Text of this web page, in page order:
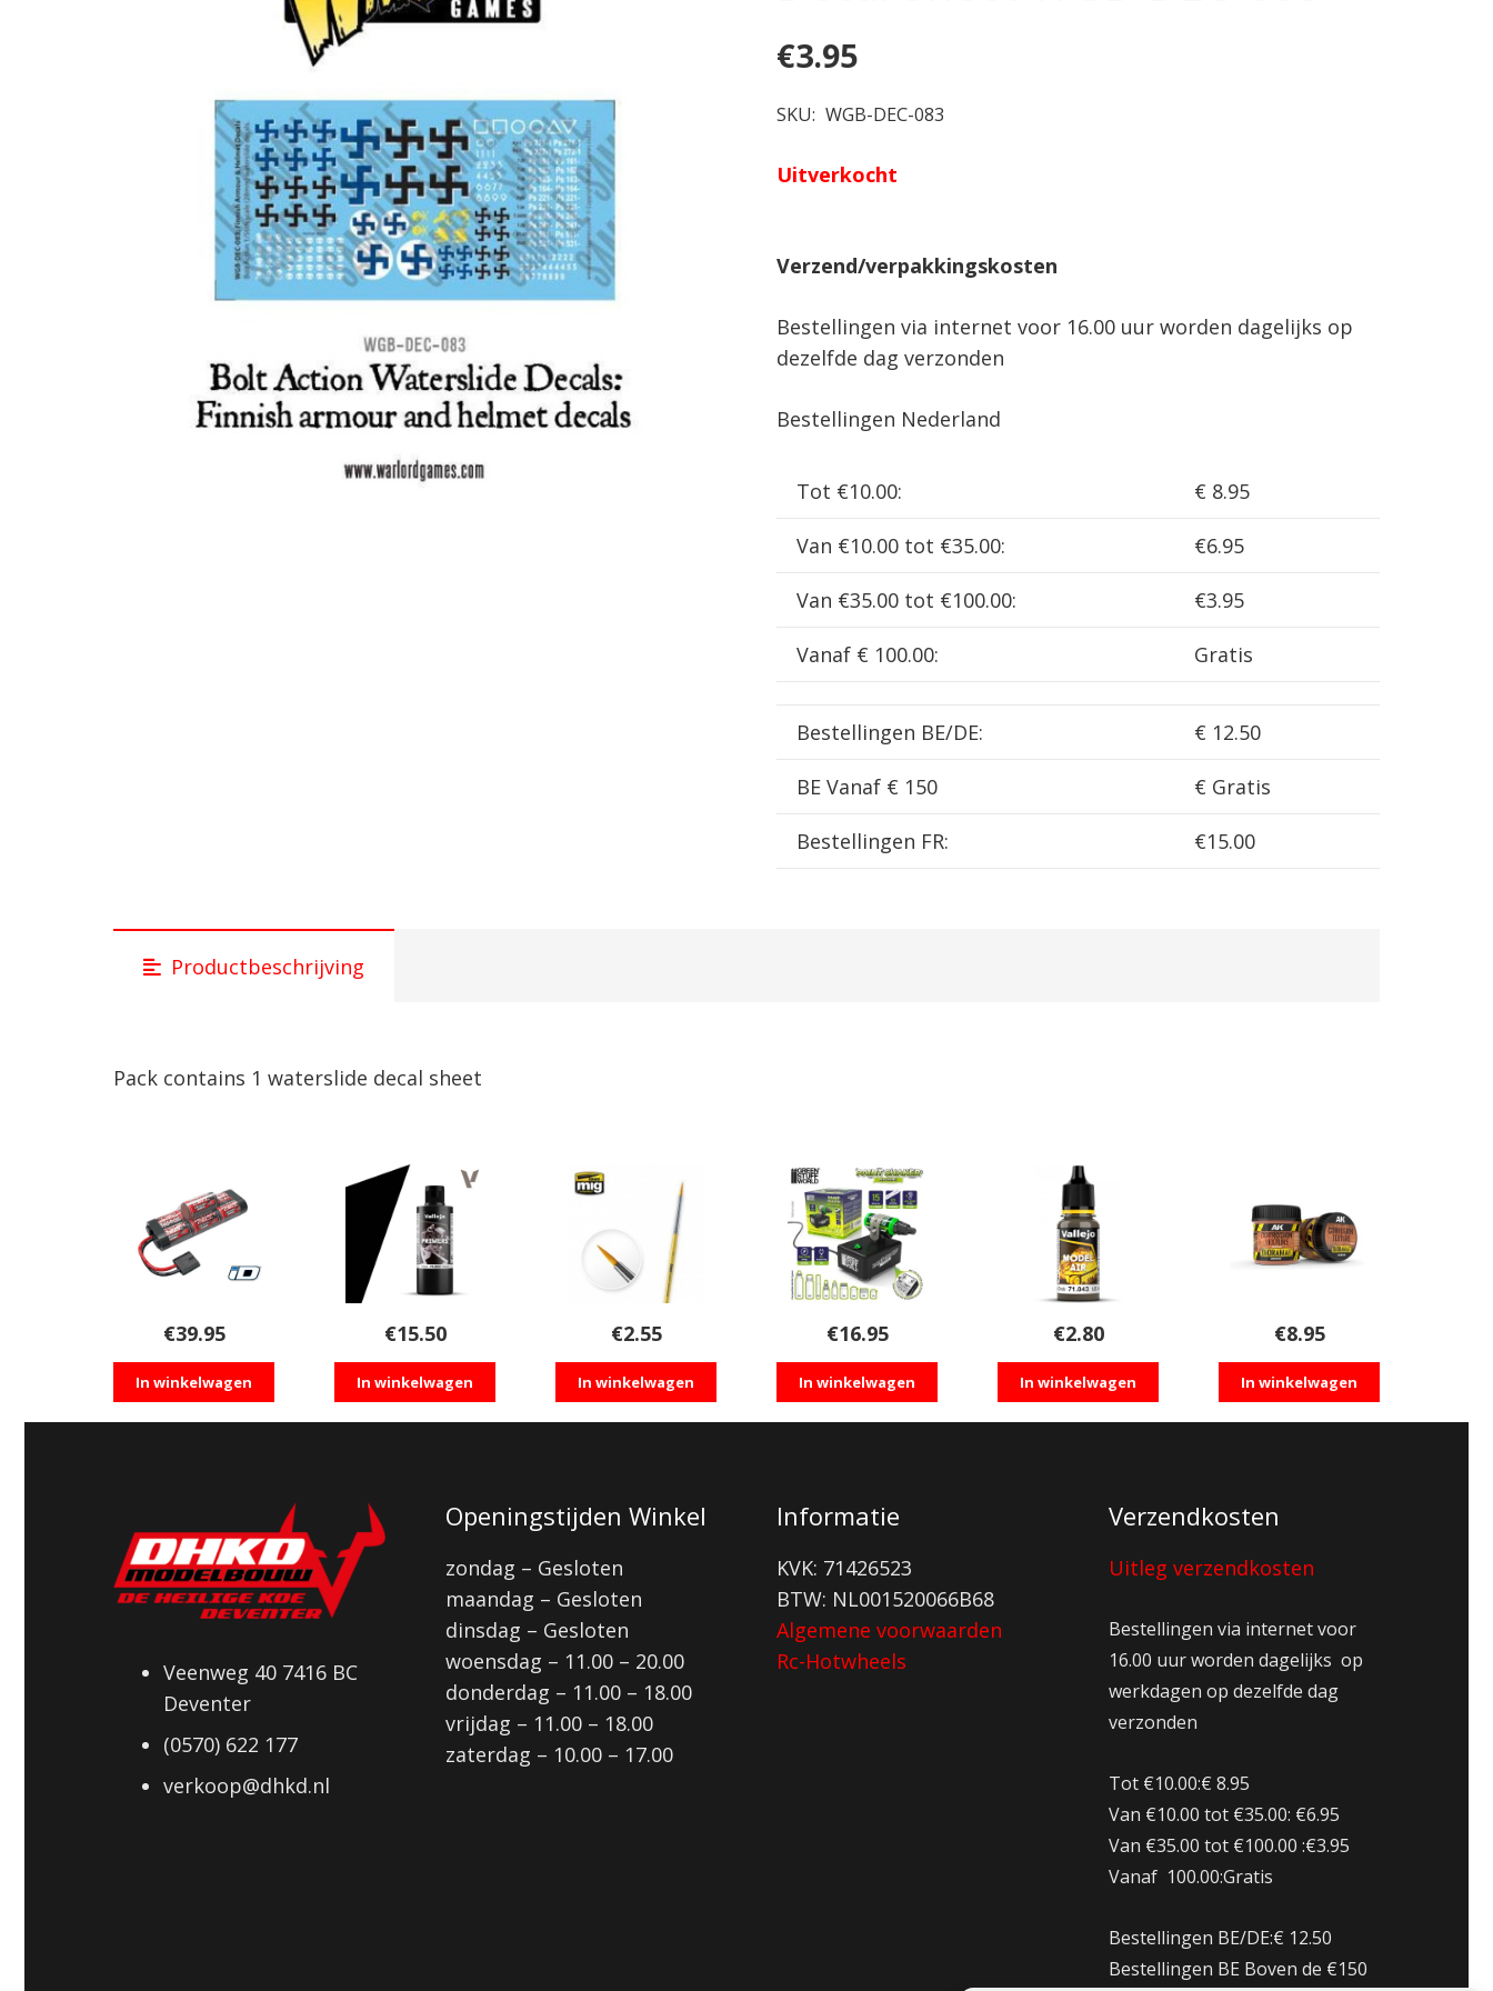
€3.95
SKU: WGB-DEC-083
Uitverkocht
Verzend/verpakkingskosten
Bestellingen via internet voor 16.00 uur worden dagelijks op
dezelfde dag verzonden
Bestellingen Nederland
Tot €10.00: € 8.95
Van €10.00 tot €35.00: €6.95
Van €35.00 tot €100.00: €3.95
Vanaf € 100.00: Gratis
Bestellingen BE/DE: € 12.50
BE Vanaf € 150 € Gratis
Bestellingen FR: €15.00
Productbeschrijving
Pack contains 1 waterslide decal sheet
€39.95
In winkelwagen
€15.50
In winkelwagen
€2.55
In winkelwagen
€16.95
In winkelwagen
€2.80
In winkelwagen
€8.95
In winkelwagen
Veenweg 40 7416 BC
Deventer
(0570) 622 177
verkoop@dhkd.nl
Openingstijden Winkel
zondag – Gesloten
maandag – Gesloten
dinsdag – Gesloten
woensdag – 11.00 – 20.00
donderdag – 11.00 – 18.00
vrijdag – 11.00 – 18.00
zaterdag – 10.00 – 17.00
Informatie
KVK: 71426523
BTW: NL001520066B68
Algemene voorwaarden
Rc-Hotwheels
Verzendkosten
Uitleg verzendkosten
Bestellingen via internet voor
16.00 uur worden dagelijks op
werkdagen op dezelfde dag
verzonden
Tot €10.00:€ 8.95
Van €10.00 tot €35.00: €6.95
Van €35.00 tot €100.00 :€3.95
Vanaf 100.00:Gratis
Bestellingen BE/DE:€ 12.50
Bestellingen BE Boven de €150